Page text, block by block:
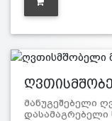
მანუგეშებელი
დასამაგრებელი